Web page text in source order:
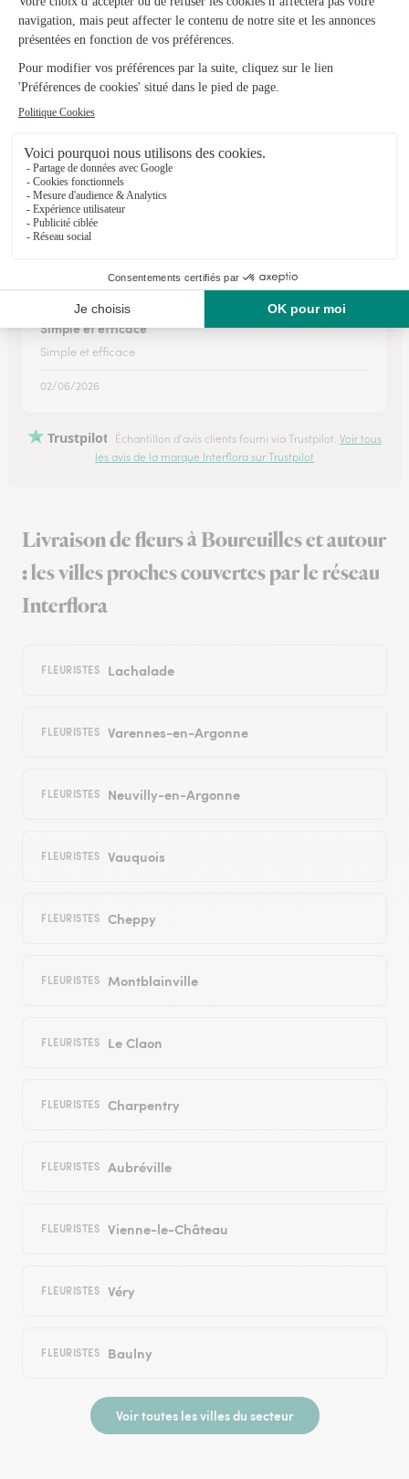
nous avons pu faire une surprise a ma belle mère. Délai de
traitement super
10/04/2026
Un service réussi
L'utilisation du service est simple. On est bien guidé et des
propositions intéressantes surviennent aux bons moments.
12/05/2026
★ ★
★
Simple et efficace
Simple et efficace
02/06/2026
Trustpilot Échantillon d'avis clients fourni via Trustpilot. Voir tous
les avis de la marque Interflora sur Trustpilot
Livraison de fleurs à Boureuilles et autour
: les villes proches couvertes par le réseau
Interflora
FLEURISTES Lachalade
FLEURISTES Varennes-en-Argonne
FLEURISTES Neuvilly-en-Argonne
FLEURISTES Vauquois
FLEURISTES Cheppy
FLEURISTES Montblainville
FLEURISTES Le Claon
FLEURISTES Charpentry
FLEURISTES Aubréville
FLEURISTES Vienne-le-Château
FLEURISTES Véry
FLEURISTES Baulny
Voir toutes les villes du secteur